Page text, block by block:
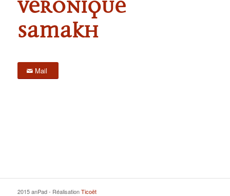
Véronique
SAMAKH
Mail
2015 anPad - RéalisationTicoët